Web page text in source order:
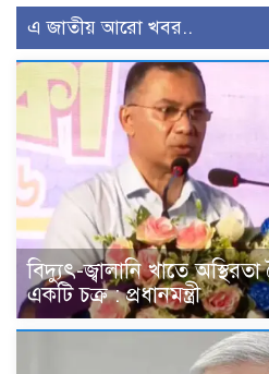
এ জাতীয় আরো খবর..
বিদ্যুৎ-জ্বালানি খাতে
একটি চক্র : প্রধানমন্ত্রী